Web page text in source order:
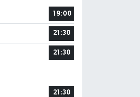
19:00
21:30
21:30
21:30